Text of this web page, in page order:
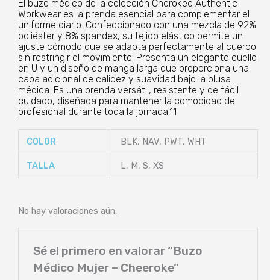
El buzo médico de la colección Cherokee Authentic
Workwear es la prenda esencial para complementar el
uniforme diario. Confeccionado con una mezcla de 92%
poliéster y 8% spandex, su tejido elástico permite un
ajuste cómodo que se adapta perfectamente al cuerpo
sin restringir el movimiento. Presenta un elegante cuello
en U y un diseño de manga larga que proporciona una
capa adicional de calidez y suavidad bajo la blusa
médica. Es una prenda versátil, resistente y de fácil
cuidado, diseñada para mantener la comodidad del
profesional durante toda la jornada.11
COLOR BLK, NAV, PWT, WHT
TALLA L, M, S, XS
No hay valoraciones aún.
Sé el primero en valorar “Buzo
Médico Mujer – Cheeroke”